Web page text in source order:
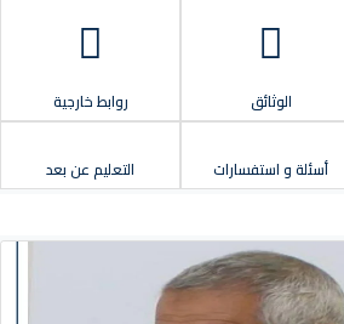
الوثائق روابط خارجية
أسئلة و استفسارات التعليم عن بعد